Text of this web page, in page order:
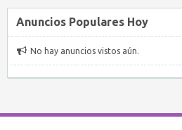
Anuncios Populares Hoy
No hay anuncios vistos aún.